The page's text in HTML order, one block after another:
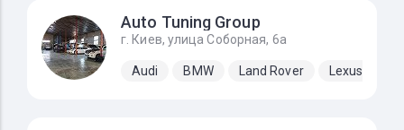
Auto Tuning Group
г. Киев, улица Соборная, 6а
Audi BMW Land Rover Lexus